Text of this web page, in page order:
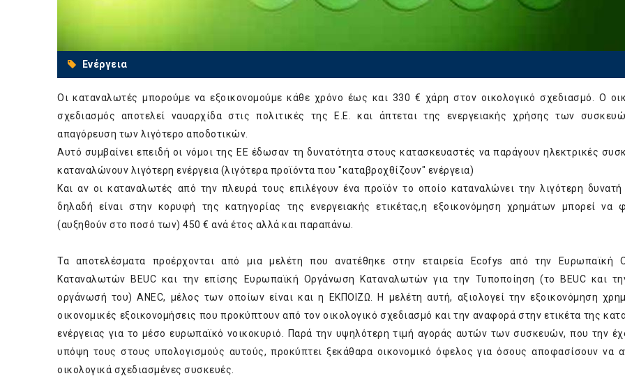
Ενέργεια
Οι καταναλωτές μπορούμε να εξοικονομούμε κάθε χρόνο έως και 330 € χάρη στον οικολογικό σχεδιασμό. Ο
σχεδιασμός αποτελεί ναυαρχίδα στις πολιτικές της Ε.Ε. και άπτεται της ενεργειακής χρήσης των
απαγόρευση των λιγότερο αποδοτικών.
Αυτό συμβαίνει επειδή οι νόμοι της ΕΕ έδωσαν τη δυνατότητα στους κατασκευαστές να παράγουν ηλεκτρικές
καταναλώνουν λιγότερη ενέργεια (λιγότερα προϊόντα που "καταβροχθίζουν" ενέργεια)
Και αν οι καταναλωτές από την πλευρά τους επιλέγουν ένα προϊόν το οποίο καταναλώνει την λιγότερη δυνατή
δηλαδή είναι στην κορυφή της κατηγορίας της ενεργειακής ετικέτας,η εξοικονόμηση χρημάτων μπορεί να
(αυξηθούν στο ποσό των) 450 € ανά έτος αλλά και παραπάνω.
Τα αποτελέσματα προέρχονται από μια μελέτη που ανατέθηκε στην εταιρεία Ecofys
από την Ευρωπαϊκή
Καταναλωτών
BEUC και την επίσης Ευρωπαϊκή Οργάνωση Καταναλωτών για την Τυποποίηση (το BEUC και
οργάνωσή του)ANEC, μέλος των οποίων είναι και η ΕΚΠΟΙΖΩ. Η μελέτη αυτή, αξιολογεί την εξοικονόμηση
οικονομικές εξοικονομήσεις που προκύπτουν από τον οικολογικό σχεδιασμό και την αναφορά στην ετικέτα της
ενέργειας για το μέσο ευρωπαϊκό νοικοκυριό. Παρά την υψηλότερη τιμή αγοράς αυτών των συσκευών, που την
υπόψη τους στους υπολογισμούς αυτούς, προκύπτει ξεκάθαρα οικονομικό όφελος για όσους αποφασίσουν να
οικολογικά σχεδιασμένες συσκευές.